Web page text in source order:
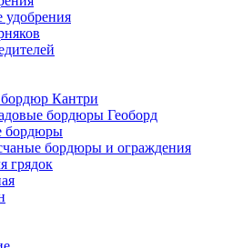
удобрения
Кантри
бордюры Геоборд
бордюры
бордюры и ограждения
грядок